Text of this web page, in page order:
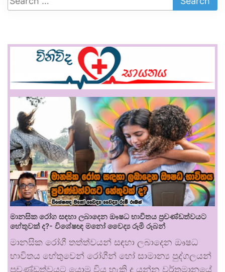
මානසික රෝග සඳහා ලබාදෙන ඖෂධ භාවිතය ප්‍රචණ්ඩත්වයට
හේතුවක් ද?- විශේෂඥ මනෝ වෛද්‍ය රූමි රූබන්
මානසික රෝගී තත්ත්වයන් සඳහා ලබාදෙන ඖෂධ
භාවිතය හේතුවෙන් රෝගීන් හෝ සාමාන්‍ය පුද්ගලයන්
ප්‍රචණ්ඩත්වයට යොමු විය හැකි ද යන්න වර්තමානයේ